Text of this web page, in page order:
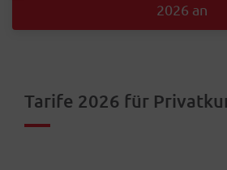
2026 an
Tarife 2026 für